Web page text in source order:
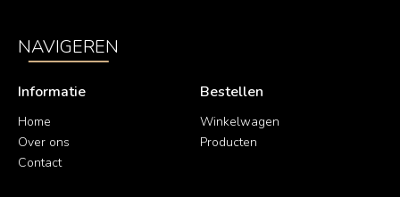
NAVIGEREN
Informatie
Home
Over ons
Contact
Bestellen
Winkelwagen
Producten